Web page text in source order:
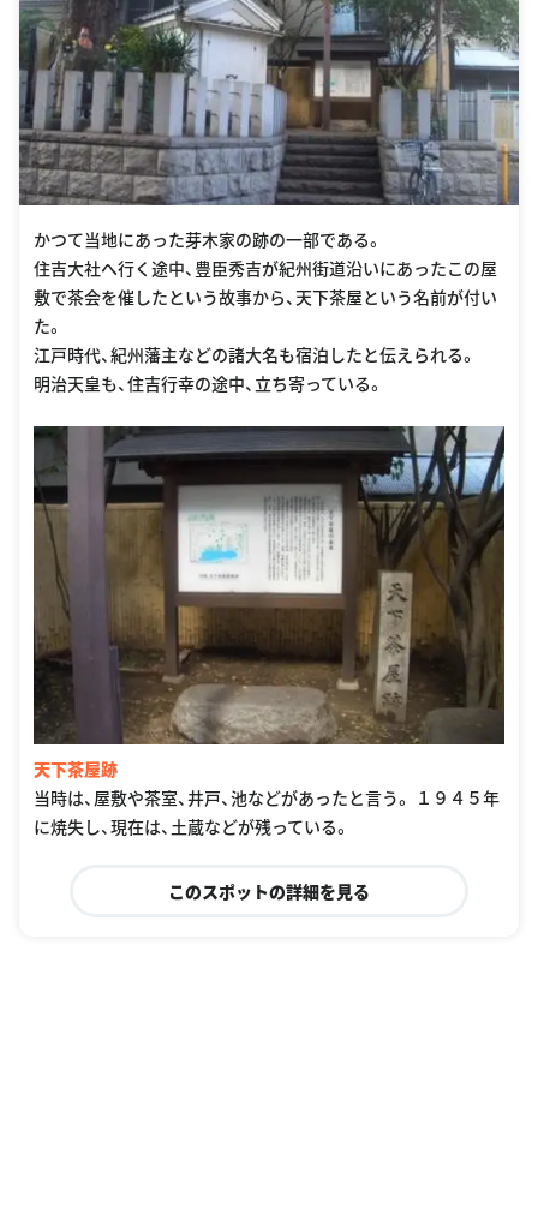
かつて当地にあった芽木家の跡の一部である。
住吉大社へ行く途中、豊臣秀吉が紀州街道沿いにあったこの屋
敷で茶会を催したという故事から、天下茶屋という名前が付い
た。
江戸時代、紀州藩主などの諸大名も宿泊したと伝えられる。
明治天皇も、住吉行幸の途中、立ち寄っている。
天下茶屋跡
当時は、屋敷や茶室、井戸、池などがあったと言う。 １９４５年
に焼失し、現在は、土蔵などが残っている。
このスポットの詳細を見る